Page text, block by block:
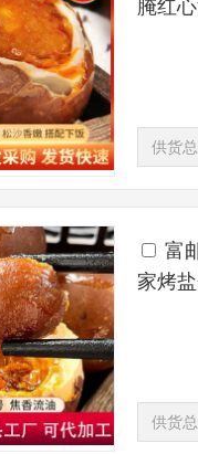
腌红
供货
富
家烤
供货